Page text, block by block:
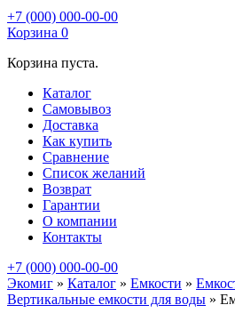
+7 (000) 000-00-00
Корзина 0
Корзина пуста.
Каталог
Самовывоз
Доставка
Как купить
Сравнение
Список желаний
Возврат
Гарантии
О компании
Контакты
+7 (000) 000-00-00
Экомиг » Каталог » Емкости »
Вертикальные емкости для воды »